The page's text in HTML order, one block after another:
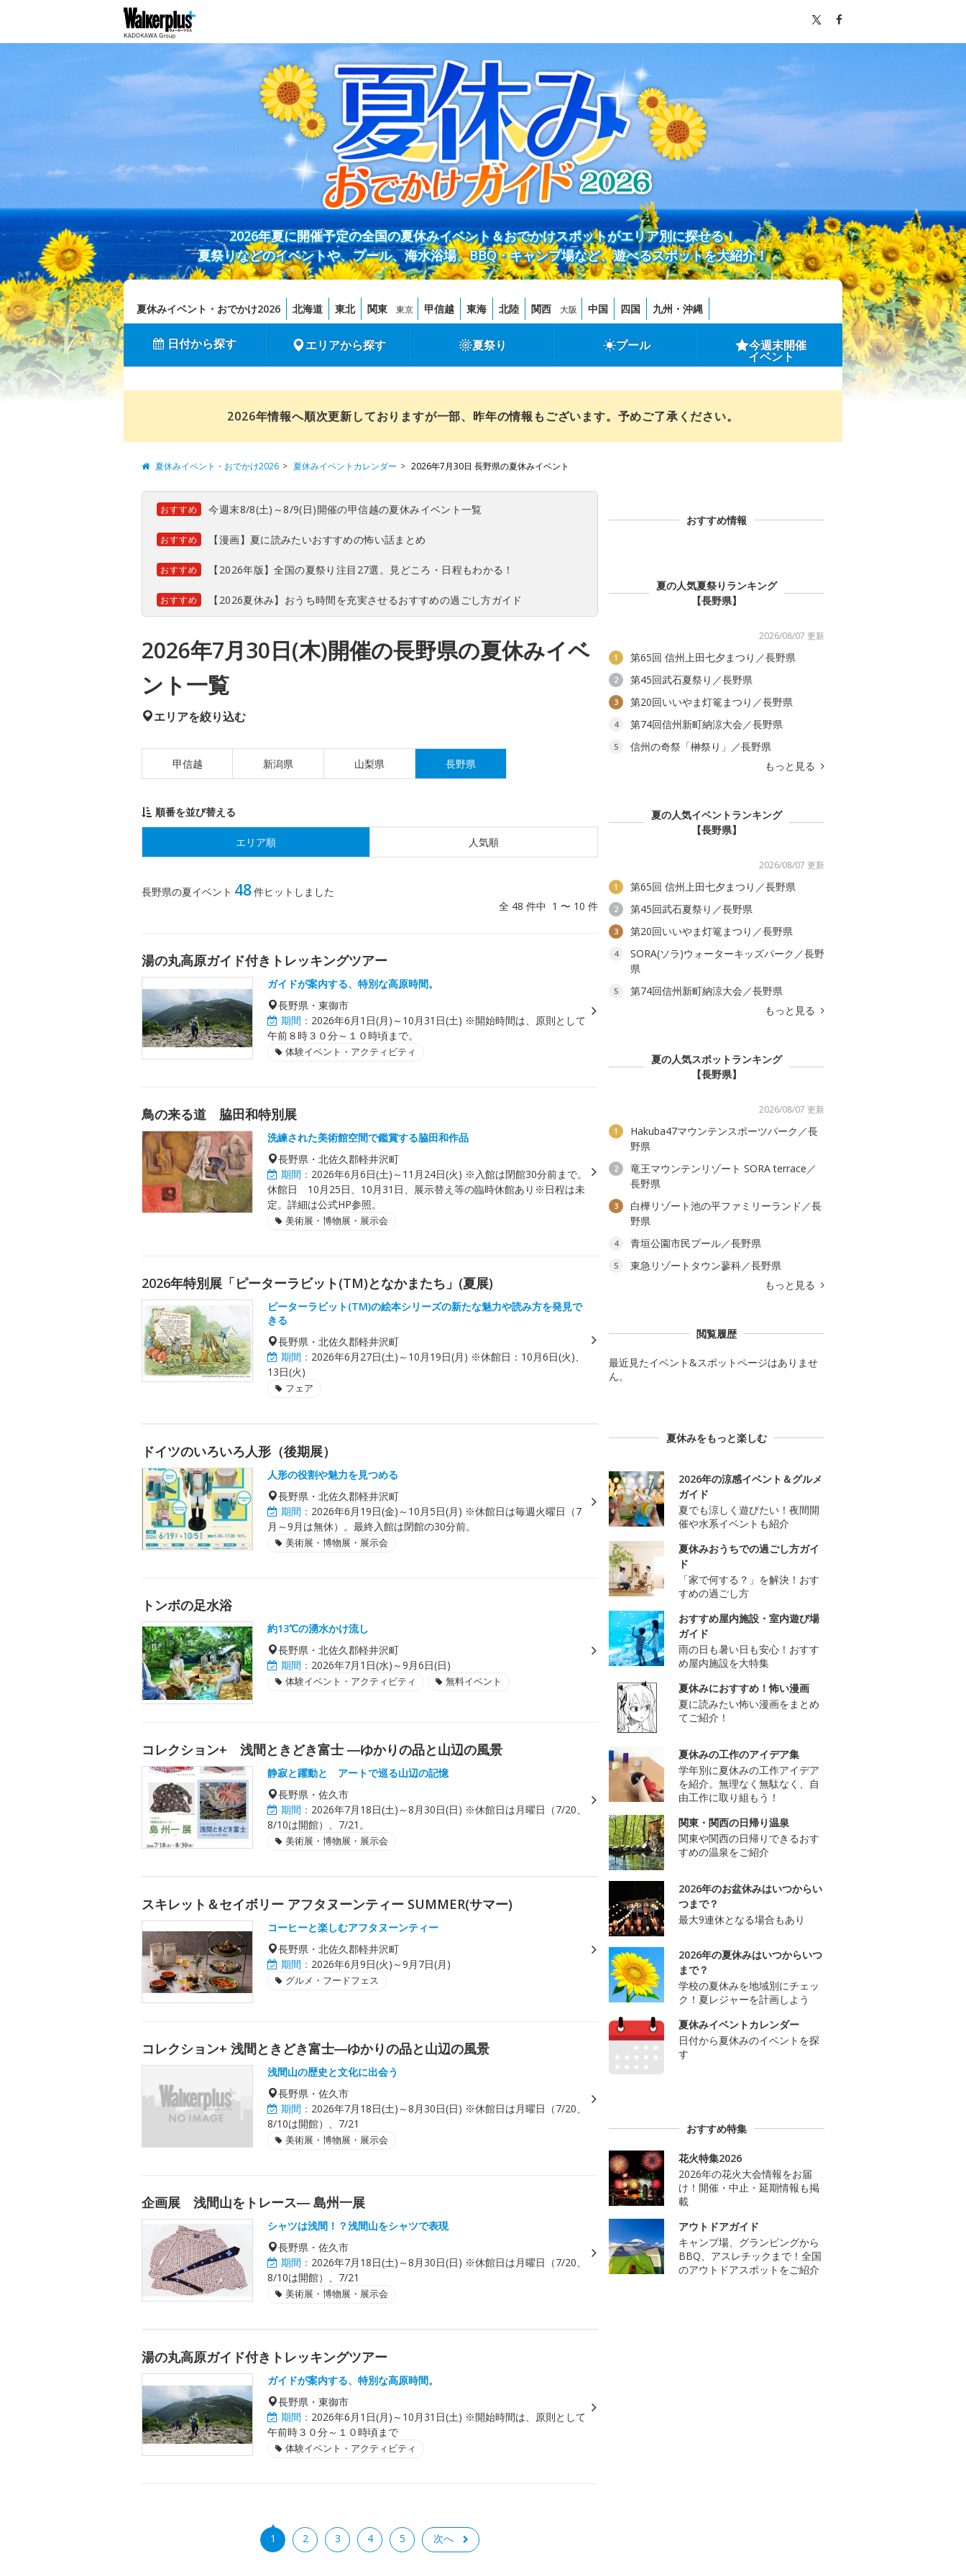
2026年夏に開催予定の全国の夏休みイベント＆おでかけスポットがエリア別に探せる！
夏祭りなどのイベントや、プール、海水浴場、BBQ・キャンプ場など、遊べるスポットを大紹介！
夏休みイベント・おでかけ2026 北海道 東北 関東 東京 甲信越 東海 北陸 関西 大阪 中国 四国 九州・沖縄
日付から探す エリアから探す 夏祭り プール 今週末開催
イベント
2026年情報へ順次更新しておりますが一部、昨年の情報もございます。予めご了承ください。
夏休みイベント・おでかけ2026 夏休みイベントカレンダー 2026年7月30日 長野県の夏休みイベント
おすすめ 今週末8/8(土)～8/9(日)開催の甲信越の夏休みイベント一覧
おすすめ 【漫画】夏に読みたいおすすめの怖い話まとめ
おすすめ 【2026年版】全国の夏祭り注目27選。見どころ・日程もわかる！
おすすめ 【2026夏休み】おうち時間を充実させるおすすめの過ごし方ガイド
2026年7月30日(木)開催の長野県の夏休みイベ
ント一覧
エリアを絞り込む
甲信越 新潟県 山梨県 長野県
順番を並び替える
エリア順 人気順
長野県の夏イベント 48件ヒットしました
全 48 件中 1 〜 10 件
湯の丸高原ガイド付きトレッキングツアー
ガイドが案内する、特別な高原時間。
長野県・東御市
期間： 2026年6月1日(月)～10月31日(土) ※開始時間は、原則として
午前８時３０分～１０時頃まで。
体験イベント・アクティビティ
鳥の来る道 脇田和特別展
洗練された美術館空間で鑑賞する脇田和作品
長野県・北佐久郡軽井沢町
期間： 2026年6月6日(土)～11月24日(火) ※入館は閉館30分前まで。
休館日 10月25日、10月31日、展示替え等の臨時休館あり※日程は未
定。詳細は公式HP参照。
美術展・博物展・展示会
2026年特別展「ピーターラビット(TM)となかまたち」(夏展)
ピーターラビット(TM)の絵本シリーズの新たな魅力や読み方を発見で
きる
長野県・北佐久郡軽井沢町
期間： 2026年6月27日(土)～10月19日(月) ※休館日：10月6日(火)、
13日(火)
フェア
ドイツのいろいろ人形（後期展）
人形の役割や魅力を見つめる
長野県・北佐久郡軽井沢町
期間： 2026年6月19日(金)～10月5日(月) ※休館日は毎週火曜日（7
月～9月は無休）。最終入館は閉館の30分前。
美術展・博物展・展示会
トンボの足水浴
約13℃の湧水かけ流し
長野県・北佐久郡軽井沢町
期間： 2026年7月1日(水)～9月6日(日)
体験イベント・アクティビティ 無料イベント
コレクション+ 浅間ときどき富士 ―ゆかりの品と山辺の風景
静寂と躍動と アートで巡る山辺の記憶
長野県・佐久市
期間： 2026年7月18日(土)～8月30日(日) ※休館日は月曜日（7/20、
8/10は開館）、7/21。
美術展・博物展・展示会
スキレット＆セイボリー アフタヌーンティー SUMMER(サマー)
コーヒーと楽しむアフタヌーンティー
長野県・北佐久郡軽井沢町
期間： 2026年6月9日(火)～9月7日(月)
グルメ・フードフェス
コレクション+ 浅間ときどき富士―ゆかりの品と山辺の風景
浅間山の歴史と文化に出会う
長野県・佐久市
期間： 2026年7月18日(土)～8月30日(日) ※休館日は月曜日（7/20、
8/10は開館）、7/21
美術展・博物展・展示会
企画展 浅間山をトレース― 島州一展
シャツは浅間！？浅間山をシャツで表現
長野県・佐久市
期間： 2026年7月18日(土)～8月30日(日) ※休館日は月曜日（7/20、
8/10は開館）、7/21
美術展・博物展・展示会
湯の丸高原ガイド付きトレッキングツアー
ガイドが案内する、特別な高原時間。
長野県・東御市
期間： 2026年6月1日(月)～10月31日(土) ※開始時間は、原則として
午前時３０分～１０時頃まで
体験イベント・アクティビティ
1 2 3 4 5 次へ
おすすめ情報
夏の人気夏祭りランキング
【長野県】
2026/08/07 更新
1 第65回 信州上田七夕まつり／長野県
2 第45回武石夏祭り／長野県
3 第20回いいやま灯篭まつり／長野県
4 第74回信州新町納涼大会／長野県
5
信州の奇祭「榊祭り」／長野県
もっと見る
夏の人気イベントランキング
【長野県】
2026/08/07 更新
1 第65回 信州上田七夕まつり／長野県
2 第45回武石夏祭り／長野県
3 第20回いいやま灯篭まつり／長野県
4
SORA(ソラ)ウォーターキッズパーク／長野
県
5
第74回信州新町納涼大会／長野県
もっと見る
夏の人気スポットランキング
【長野県】
2026/08/07 更新
1
Hakuba47マウンテンスポーツパーク／長
野県
2
竜王マウンテンリゾート SORA terrace／
長野県
3
白樺リゾート池の平ファミリーランド／長
野県
4 青垣公園市民プール／長野県
5
東急リゾートタウン蓼科／長野県
もっと見る
閲覧履歴
最近見たイベント&スポットページはありませ
ん。
夏休みをもっと楽しむ
2026年の涼感イベント＆グルメ
ガイド
夏でも涼しく遊びたい！夜間開
催や水系イベントも紹介
夏休みおうちでの過ごし方ガイ
ド
「家で何する？」を解決！おす
すめの過ごし方
おすすめ屋内施設・室内遊び場
ガイド
雨の日も暑い日も安心！おすす
め屋内施設を大特集
夏休みにおすすめ！怖い漫画
夏に読みたい怖い漫画をまとめ
てご紹介！
夏休みの工作のアイデア集
学年別に夏休みの工作アイデア
を紹介。無理なく無駄なく、自
由工作に取り組もう！
関東・関西の日帰り温泉
関東や関西の日帰りできるおす
すめの温泉をご紹介
2026年のお盆休みはいつからい
つまで？
最大9連休となる場合もあり
2026年の夏休みはいつからいつ
まで？
学校の夏休みを地域別にチェッ
ク！夏レジャーを計画しよう
夏休みイベントカレンダー
日付から夏休みのイベントを探
す
おすすめ特集
花火特集2026
2026年の花火大会情報をお届
け！開催・中止・延期情報も掲
載
アウトドアガイド
キャンプ場、グランピングから
BBQ、アスレチックまで！全国
のアウトドアスポットをご紹介